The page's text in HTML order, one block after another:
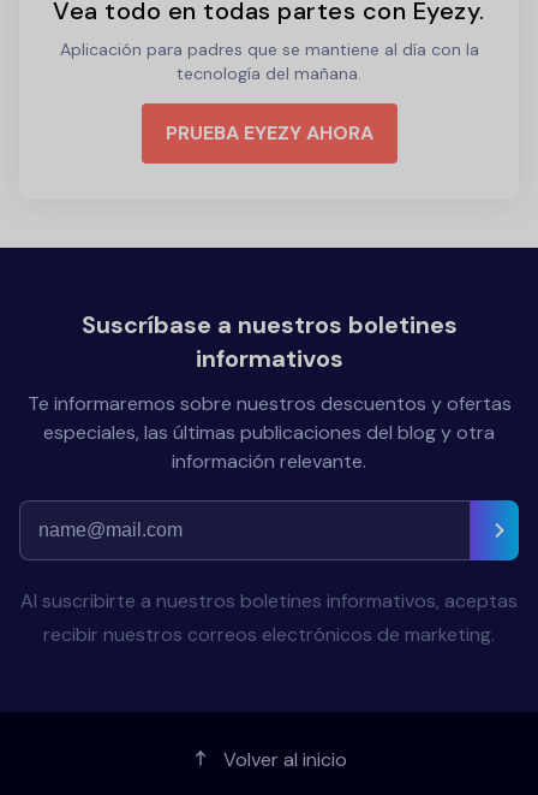
Vea todo en todas partes con Eyezy.
Aplicación para padres que se mantiene al día con la
tecnología del mañana.
PRUEBA EYEZY AHORA
Suscríbase a nuestros boletines
informativos
Te informaremos sobre nuestros descuentos y ofertas
especiales, las últimas publicaciones del blog y otra
información relevante.
Al suscribirte a nuestros boletines informativos, aceptas
recibir nuestros correos electrónicos de marketing.
Volver al inicio